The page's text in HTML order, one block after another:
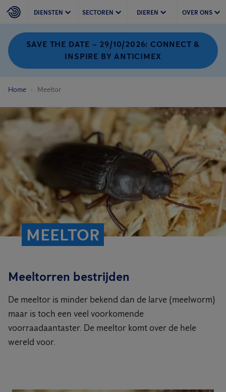
DIENSTEN SECTOREN DIEREN OVER ONS
SAVE THE DATE – 29/10/2026: CONNECT &
INSPIRE BY ANTICIMEX
Home Meeltor
MEELTOR
Meeltorren bestrijden
De meeltor is minder bekend dan de larve (meelworm)
maar is toch een veel voorkomende
voorraadaantaster. De meeltor komt over de hele
wereld voor.